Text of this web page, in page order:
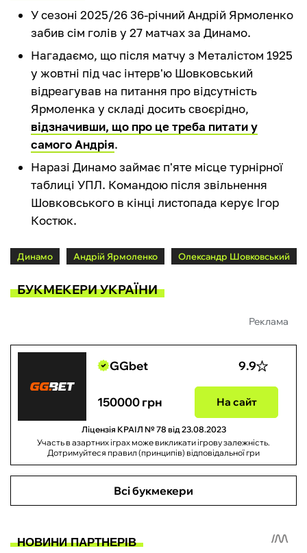
У сезоні 2025/26 36-річний Андрій Ярмоленко
забив сім голів у 27 матчах за Динамо.
Нагадаємо, що після матчу з Металістом 1925
у жовтні під час інтерв'ю Шовковський
відреагував на питання про відсутність
Ярмоленка у складі досить своєрідно,
відзначивши, що про це треба питати у
самого Андрія.
Наразі Динамо займає п'яте місце турнірної
таблиці УПЛ. Командою після звільнення
Шовковського в кінці листопада керує Ігор
Костюк.
Динамо Андрій Ярмоленко Олександр Шовковський
БУКМЕКЕРИ УКРАЇНИ
Реклама
GGbet 9.9
150000 грн На сайт
Ліцензія КРАІЛ № 78 від 23.08.2023
Участь в азартних іграх може викликати ігрову залежність.
Дотримуйтеся правил (принципів) відповідальної гри
Всі букмекери